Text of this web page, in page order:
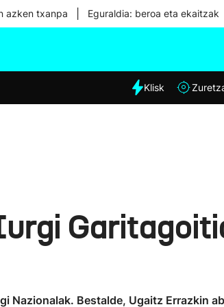
azken txanpa Eguraldia: beroa eta ekaitzak
Eguraldia
Klisk
Nazionalak. Bestalde, Ugaitz Errazkin